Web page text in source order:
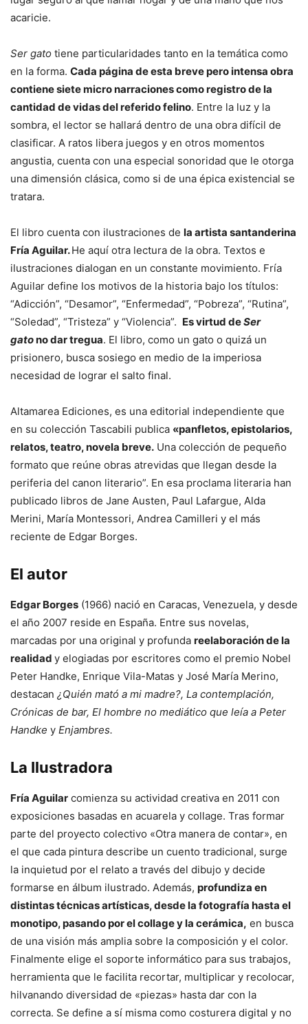
acaricie.
Ser gato tiene particularidades tanto en la temática como
en la forma. Cada página de esta breve pero intensa obra
contiene siete micro narraciones como registro de la
cantidad de vidas del referido felino. Entre la luz y la
sombra, el lector se hallará dentro de una obra difícil de
clasificar. A ratos libera juegos y en otros momentos
angustia, cuenta con una especial sonoridad que le otorga
una dimensión clásica, como si de una épica existencial se
tratara.
El libro cuenta con ilustraciones de la artista santanderina
Fría Aguilar.He aquí otra lectura de la obra. Textos e
ilustraciones dialogan en un constante movimiento. Fría
Aguilar define los motivos de la historia bajo los títulos:
“Adicción”, “Desamor”, “Enfermedad”, “Pobreza”, “Rutina”,
“Soledad”, “Tristeza” y “Violencia”. Es virtud deSer
gatono dar tregua. El libro, como un gato o quizá un
prisionero, busca sosiego en medio de la imperiosa
necesidad de lograr el salto final.
Altamarea Ediciones, es una editorial independiente que
en su colección Tascabili publica «panfletos, epistolarios,
relatos, teatro, novela breve. Una colección de pequeño
formato que reúne obras atrevidas que llegan desde la
periferia del canon literario”. En esa proclama literaria han
publicado libros de Jane Austen, Paul Lafargue, Alda
Merini, María Montessori, Andrea Camilleri y el más
reciente de Edgar Borges.
El autor
Edgar Borges (1966) nació en Caracas, Venezuela, y desde
el año 2007 reside en España. Entre sus novelas,
marcadas por una original y profunda reelaboración de la
realidad y elogiadas por escritores como el premio Nobel
Peter Handke, Enrique Vila-Matas y José María Merino,
destacan ¿Quién mató a mi madre?, La contemplación,
Crónicas de bar, El hombre no mediático que leía a Peter
Handke y Enjambres.
La Ilustradora
Fría Aguilar comienza su actividad creativa en 2011 con
exposiciones basadas en acuarela y collage. Tras formar
parte del proyecto colectivo «Otra manera de contar», en
el que cada pintura describe un cuento tradicional, surge
la inquietud por el relato a través del dibujo y decide
formarse en álbum ilustrado. Además, profundiza en
distintas técnicas artísticas, desde la fotografía hasta el
monotipo, pasando por el collage y la cerámica, en busca
de una visión más amplia sobre la composición y el color.
Finalmente elige el soporte informático para sus trabajos,
herramienta que le facilita recortar, multiplicar y recolocar,
hilvanando diversidad de «piezas» hasta dar con la
correcta. Se define a sí misma como costurera digital y no